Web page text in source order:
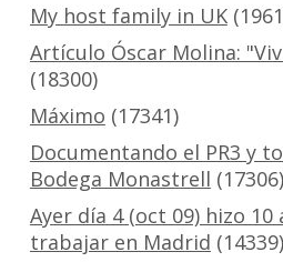
My host family in UK
Artículo Óscar Molina:
(18300)
Máximo (17341)
Documentando el PR3 y
Bodega Monastrell (17306)
Ayer día 4 (oct 09) hizo 10
trabajar en Madrid (14339)